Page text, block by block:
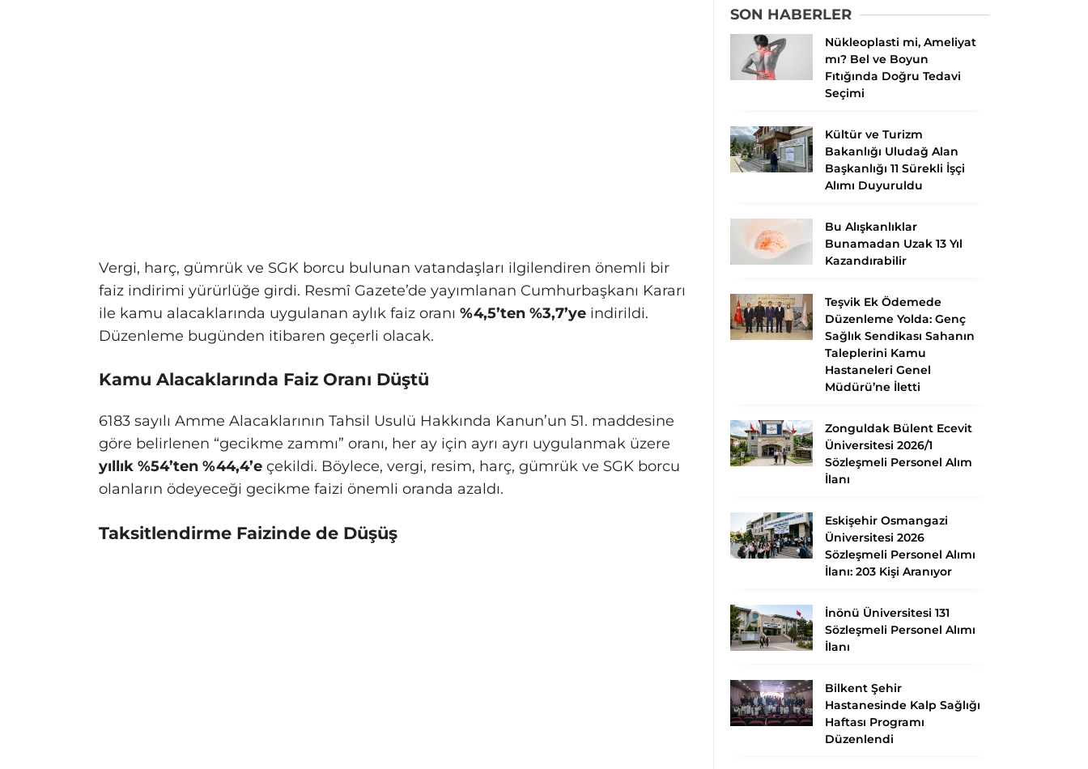
Vergi, harç, gümrük ve SGK borcu bulunan vatandaşları ilgilendiren önemli bir
faiz indirimi yürürlüğe girdi. Resmî Gazete’de yayımlanan Cumhurbaşkanı Kararı
ile kamu alacaklarında uygulanan aylık faiz oranı %4,5’ten %3,7’ye indirildi.
Düzenleme bugünden itibaren geçerli olacak.
Kamu Alacaklarında Faiz Oranı Düştü
6183 sayılı Amme Alacaklarının Tahsil Usulü Hakkında Kanun’un 51. maddesine
göre belirlenen “gecikme zammı” oranı, her ay için ayrı ayrı uygulanmak üzere
yıllık %54’ten %44,4’e çekildi. Böylece, vergi, resim, harç, gümrük ve SGK borcu
olanların ödeyeceği gecikme faizi önemli oranda azaldı.
Taksitlendirme Faizinde de Düşüş
SON HABERLER
Nükleoplasti mi, Ameliyat
mı? Bel ve Boyun
Fıtığında Doğru Tedavi
Seçimi
Kültür ve Turizm
Bakanlığı Uludağ Alan
Başkanlığı 11 Sürekli İşçi
Alımı Duyuruldu
Bu Alışkanlıklar
Bunamadan Uzak 13 Yıl
Kazandırabilir
Teşvik Ek Ödemede
Düzenleme Yolda: Genç
Sağlık Sendikası Sahanın
Taleplerini Kamu
Hastaneleri Genel
Müdürü’ne İletti
Zonguldak Bülent Ecevit
Üniversitesi 2026/1
Sözleşmeli Personel Alım
İlanı
Eskişehir Osmangazi
Üniversitesi 2026
Sözleşmeli Personel Alımı
İlanı: 203 Kişi Aranıyor
İnönü Üniversitesi 131
Sözleşmeli Personel Alımı
İlanı
Bilkent Şehir
Hastanesinde Kalp Sağlığı
Haftası Programı
Düzenlendi